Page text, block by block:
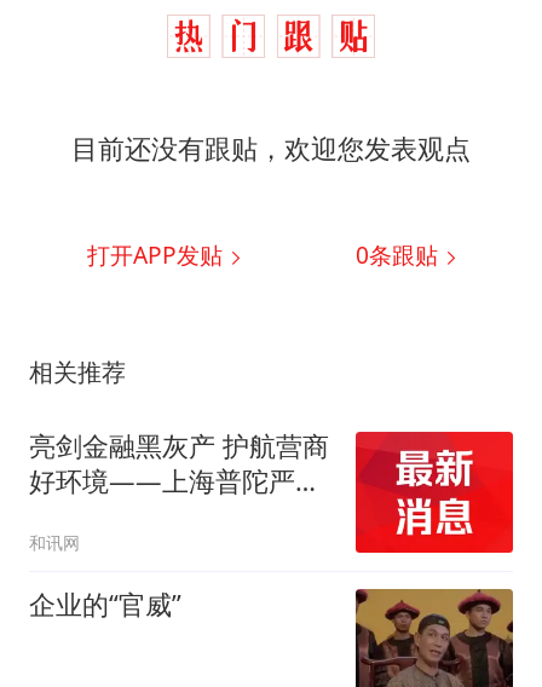
目前还没有跟贴，欢迎您发表观点
打开APP发贴 0条跟贴
相关推荐
亮剑金融黑灰产 护航营商
好环境——上海普陀严
筑牢金融法治屏障
和讯网
企业的“官威”